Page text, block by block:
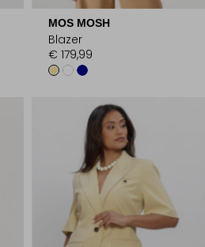
MOS MOSH
Blazer
€ 179,99